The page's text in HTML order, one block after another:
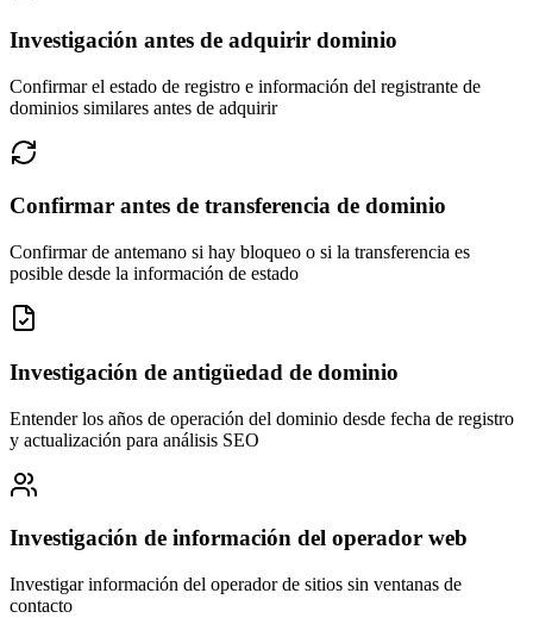
Investigación antes de adquirir dominio
Confirmar el estado de registro e información del registrante de
dominios similares antes de adquirir
Confirmar antes de transferencia de dominio
Confirmar de antemano si hay bloqueo o si la transferencia es
posible desde la información de estado
Investigación de antigüedad de dominio
Entender los años de operación del dominio desde fecha de registro
y actualización para análisis SEO
Investigación de información del operador web
Investigar información del operador de sitios sin ventanas de
contacto